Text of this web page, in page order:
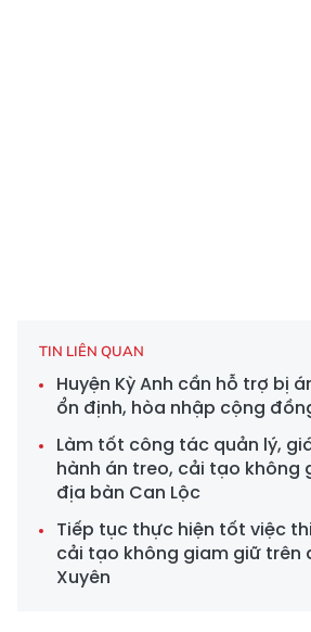
TIN LIÊN QUAN
Huyện Kỳ Anh cần hỗ trợ bị
ổn định, hòa nhập cộng
Làm tốt công tác quản lý,
hành án treo, cải tạo không
địa bàn Can Lộc
Tiếp tục thực hiện tốt việc
cải tạo không giam giữ trên
Xuyên